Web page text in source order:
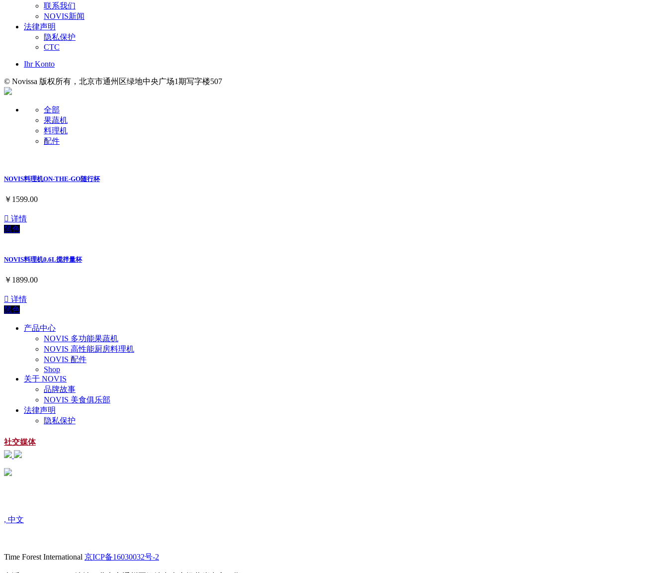
联系我们
NOVIS新闻
法律声明
隐私保护
CTC
Ihr Konto
© Novissa 版权所有，北京市通州区绿地中央广场1期写字楼507
全部
果蔬机
料理机
配件
NOVIS料理机ON-THE-GO随行杯
￥1599.00
 详情
黑色
NOVIS料理机0.6L搅拌量杯
￥1899.00
 详情
黑色
产品中心
NOVIS 多功能果蔬机
NOVIS 高性能厨房料理机
NOVIS 配件
Shop
关于 NOVIS
品牌故事
NOVIS 美食俱乐部
法律声明
隐私保护
社交媒体
, 中文
Time Forest International 京ICP备16030032号-2